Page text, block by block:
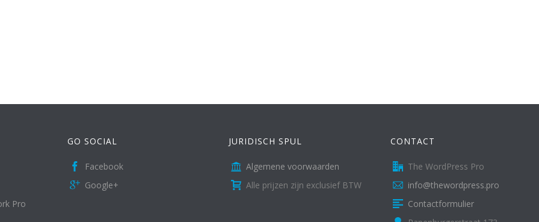
Pro
GO SOCIAL
Facebook
Google+
JURIDISCH SPUL
Algemene voorwaarden
Alle prijzen zijn exclusief BTW
CONTACT
The WordPress Pro
info@thewordpress.pro
Contactformulier